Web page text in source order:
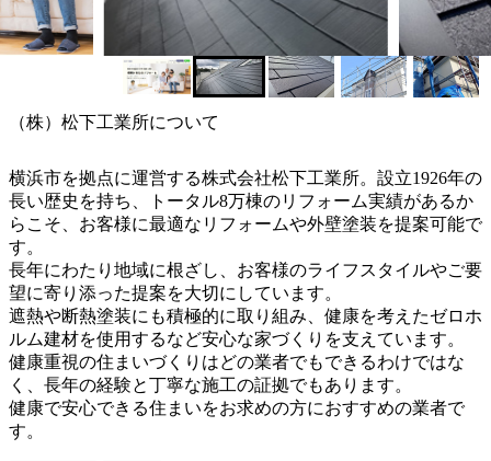
（株）松下工業所について
横浜市を拠点に運営する株式会社松下工業所。設立1926年の
長い歴史を持ち、トータル8万棟のリフォーム実績があるか
らこそ、お客様に最適なリフォームや外壁塗装を提案可能で
す。
長年にわたり地域に根ざし、お客様のライフスタイルやご要
望に寄り添った提案を大切にしています。
遮熱や断熱塗装にも積極的に取り組み、健康を考えたゼロホ
ルム建材を使用するなど安心な家づくりを支えています。
健康重視の住まいづくりはどの業者でもできるわけではな
く、長年の経験と丁寧な施工の証拠でもあります。
健康で安心できる住まいをお求めの方におすすめの業者で
す。